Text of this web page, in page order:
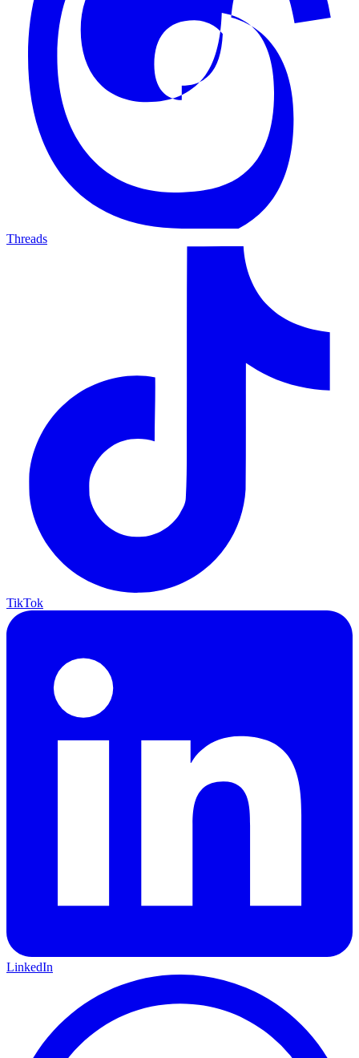
Threads
TikTok
LinkedIn